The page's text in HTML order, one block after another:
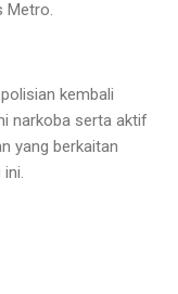
Metro.
kembali
narkoba serta aktif
yang berkaitan